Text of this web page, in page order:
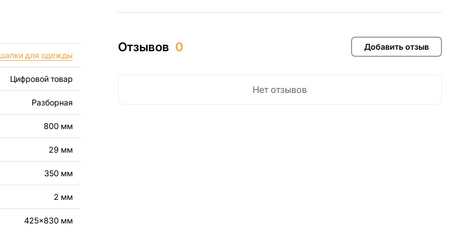
что
изображение,
дизайн изделия.
изделия из
с нами в
для одежды
Цифровой товар
Разборная
800 мм
29 мм
350 мм
2 мм
425x830 мм
Отзывов 0 Добавить отзыв
Нет отзывов